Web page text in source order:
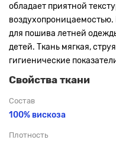
обладает приятной
для пошива летней
детей. Ткань мягкая,
гигиенические
Свойства ткани
Состав
100% вискоза
Плотность